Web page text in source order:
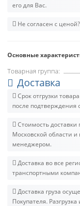
его для Вас.
Не согласен с ценой?
Основные
Товарная группа:
Доставка
Срок отгрузки
после подтверждения
Стоимость доставки
Московской области и
менеджером.
Доставка во все
транспортными
Доставка груза
Покупателя.